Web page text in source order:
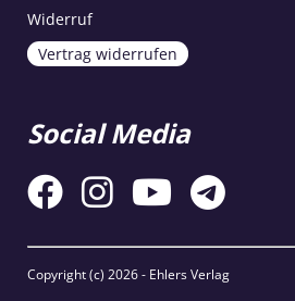
Widerruf
Vertrag widerrufen
Social Media
Copyright (c) 2026 - Ehlers Verlag